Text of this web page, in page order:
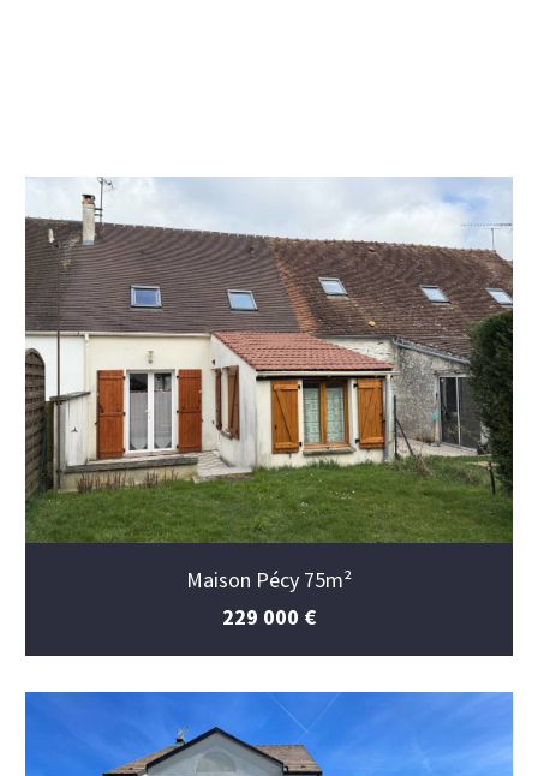
Maison Pécy 75m²
229 000 €